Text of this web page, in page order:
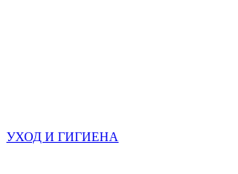
УХОД И ГИГИЕНА